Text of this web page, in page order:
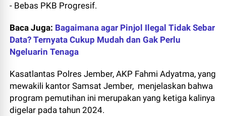
- Bebas PKB Progresif.
Baca Juga: Bagaimana agar Pinjol Ilegal Tidak Sebar
Data? Ternyata Cukup Mudah dan Gak Perlu
Ngeluarin Tenaga
Kasatlantas Polres Jember, AKP Fahmi Adyatma, yang
mewakili kantor Samsat Jember, menjelaskan bahwa
program pemutihan ini merupakan yang ketiga kalinya
digelar pada tahun 2024.